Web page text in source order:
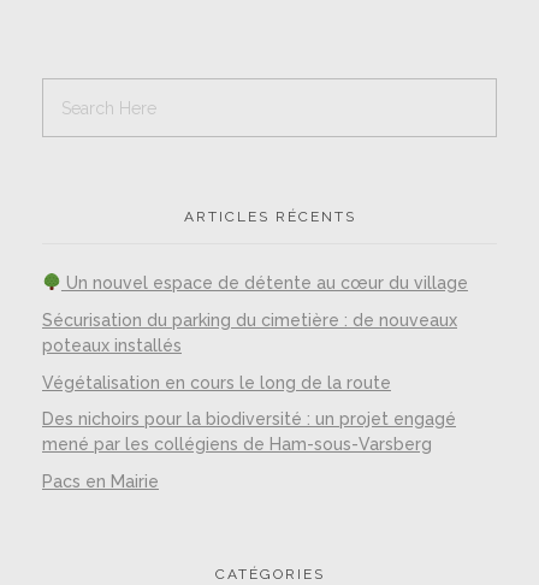
ARTICLES RÉCENTS
Un nouvel espace de détente au cœur du village
Sécurisation du parking du cimetière : de nouveaux
poteaux installés
Végétalisation en cours le long de la route
Des nichoirs pour la biodiversité : un projet engagé
mené par les collégiens de Ham-sous-Varsberg
Pacs en Mairie
CATÉGORIES